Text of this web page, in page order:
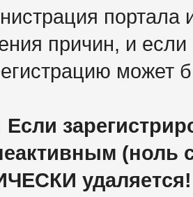
портала
причин, и
может
(ноль
удаляется!